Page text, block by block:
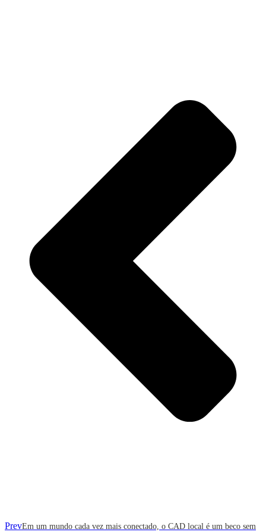
PrevEm um mundo cada vez mais conectado, o CAD local é um beco sem